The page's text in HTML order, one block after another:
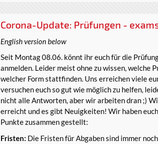
Wenn du ein Themengebiet beson...
Referat Akademischer Sanitätsdienst
Referat Bafög und Soziales
Referat Finanzen
Referat Internationale Studierende
Referat Kultur
Referat Lehre und Studium
Referat Ökologie und Nachhaltigkeit
Referat Öffentlichkeitsarbeit
Referat Sport
Referat Verkehr
Referat Hochschulpolitik
Corona-Update: Prüfungen -
English version below
Seit Montag 08.06. könnt ihr euch für die
anmelden. Leider meist ohne zu wissen, welche
welcher Form stattfinden. Uns erreichen viele
versuchen euch so gut wie möglich zu helfen,
nicht alle Antworten, aber wir arbeiten dran ;)
erreicht und es gibt Neuigkeiten! Wir haben
Punkte zusammen gestellt:
Fristen: Die Fristen für Abgaben sind immer